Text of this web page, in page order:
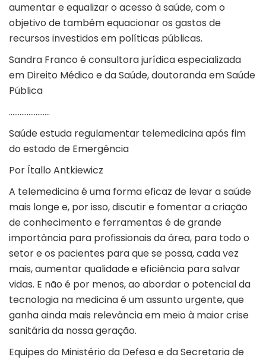
aumentar e equalizar o acesso à saúde, com o
objetivo de também equacionar os gastos de
recursos investidos em políticas públicas.
Sandra Franco é consultora jurídica especializada
em Direito Médico e da Saúde, doutoranda em Saúde
Pública
…………………..
Saúde estuda regulamentar telemedicina após fim
do estado de Emergência
Por Ítallo Antkiewicz
A telemedicina é uma forma eficaz de levar a saúde
mais longe e, por isso, discutir e fomentar a criação
de conhecimento e ferramentas é de grande
importância para profissionais da área, para todo o
setor e os pacientes para que se possa, cada vez
mais, aumentar qualidade e eficiência para salvar
vidas. E não é por menos, ao abordar o potencial da
tecnologia na medicina é um assunto urgente, que
ganha ainda mais relevância em meio à maior crise
sanitária da nossa geração.
Equipes do Ministério da Defesa e da Secretaria de